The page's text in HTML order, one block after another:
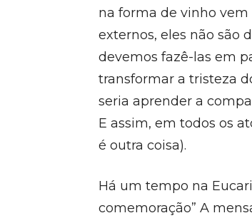
na forma de vinho vem
externos, eles não são
devemos fazê-las em
transformar a tristeza
seria aprender a
E assim, em todos os
é outra coisa).
Há um tempo na
comemoração” A